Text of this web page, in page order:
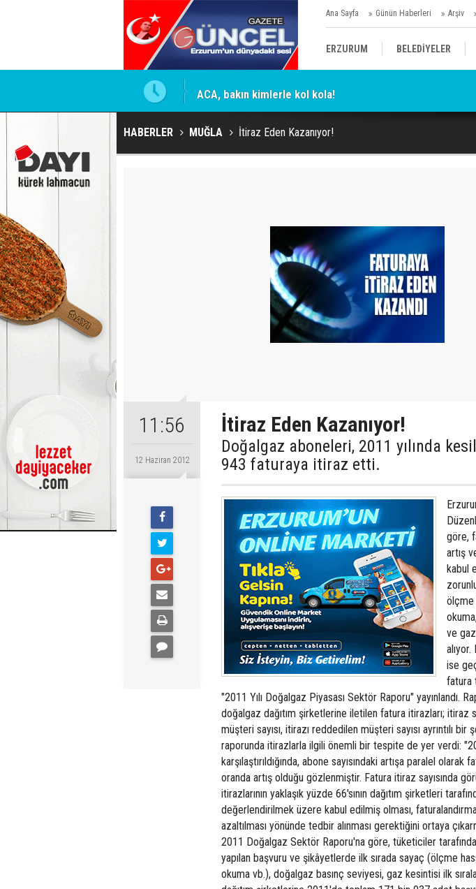
Ana Sayfa Günün Haberleri Arşiv
ERZURUM BELEDİYELER
için firmaya resmi talimat ACA, bakın kimlerle kol kola!
HABERLER MUĞLA İtiraz Eden Kazanıyor!
11:56
12 Haziran 2012
İtiraz Eden Kazanıyor!
Doğalgaz aboneleri, 2011 yılında
943 faturaya itiraz etti.
göre,
artış
kabul
ölçme
ve
ise
fatura
"2011 Yılı Doğalgaz Piyasası Sektör Raporu" yayınlandı.
doğalgaz dağıtım şirketlerine iletilen fatura itirazları; itiraz
müşteri sayısı, itirazı reddedilen müşteri sayısı ayrıntılı
raporunda itirazlarla ilgili önemli bir tespite de yer verdi:
karşılaştırıldığında, abone sayısındaki artışa paralel olarak
oranda artış olduğu gözlenmiştir. Fatura itiraz sayısında
itirazlarının yaklaşık yüzde 66'sının dağıtım şirketleri
değerlendirilmek üzere kabul edilmiş olması,
azaltılması yönünde tedbir alınması gerektiğini ortaya
2011 Doğalgaz Sektör Raporu'na göre, tüketiciler
yapılan başvuru ve şikâyetlerde ilk sırada sayaç (ölçme
okuma vb.), doğalgaz basınç seviyesi, gaz kesintisi ilk